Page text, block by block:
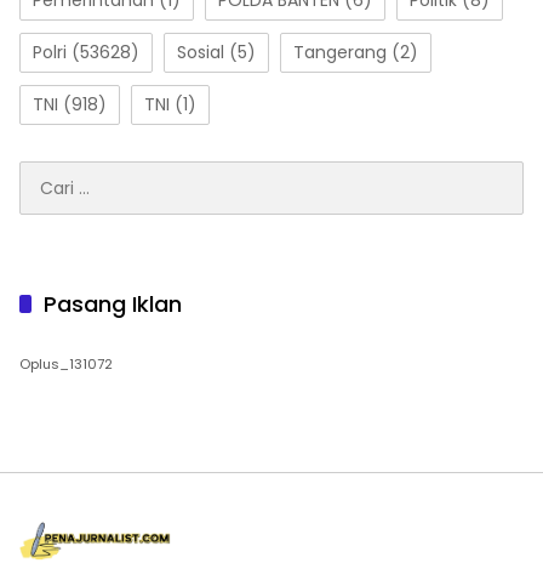
Polri (53628) Sosial (5) Tangerang (2)
TNI (918) TNI (1)
untuk:
Pasang Iklan
Oplus_131072